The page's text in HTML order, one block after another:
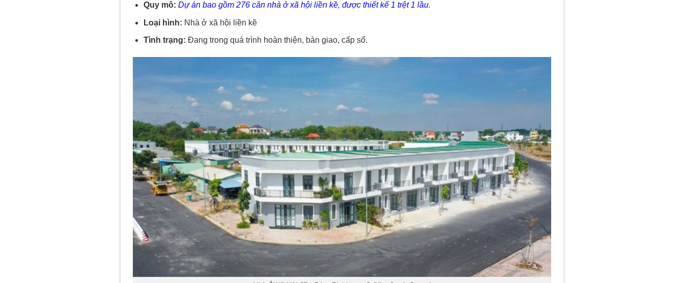
Quy mô: Dự án bao gồm 276 căn nhà ở xã hội liền kề, được thiết kế 1 trệt 1 lầu.
Loại hình: Nhà ở xã hội liền kề
Tình trạng: Đang trong quá trình hoàn thiện, bàn giao, cấp sổ.